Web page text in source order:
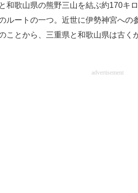
和歌山県の熊野三山を結ぶ約170キ
ルートの一つ。近世に伊勢神宮への
ことから、三重県と和歌山県は古く
advertisement